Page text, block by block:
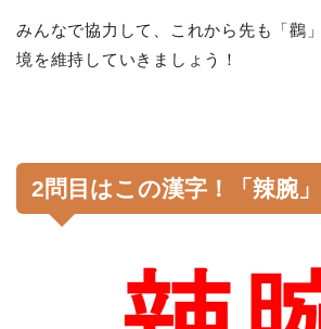
みんなで協力して、これから先も「鸛
境を維持していきましょう！
2問目はこの漢字！「辣腕」